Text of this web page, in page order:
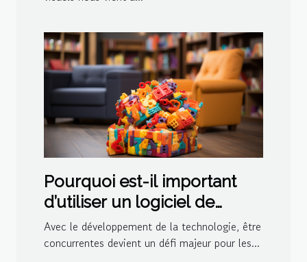
Pourquoi est-il important
d’utiliser un logiciel de
ludothèque et de
médiathèque pour votre
Avec le développement de la technologie, être
concurrentes devient un défi majeur pour les...